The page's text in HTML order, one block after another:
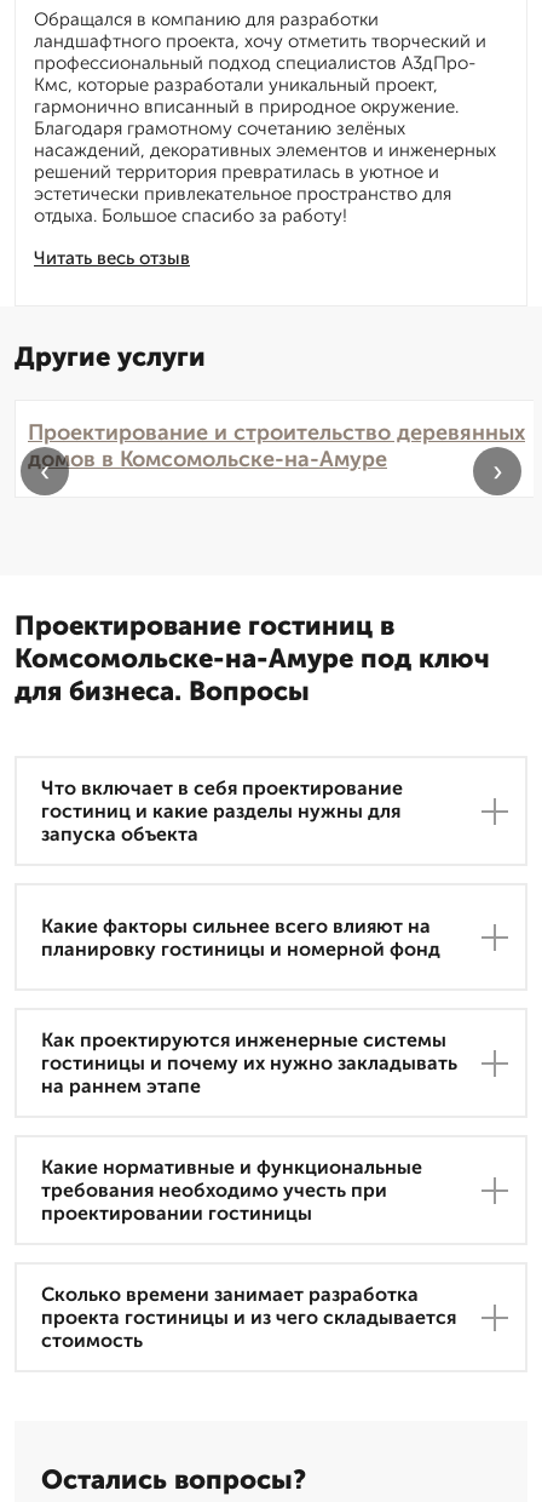
Читать весь отзыв
Обращался в компанию для разработки
ландшафтного проекта, хочу отметить творческий и
профессиональный подход специалистов А3дПро-
Кмс, которые разработали уникальный проект,
гармонично вписанный в природное окружение.
Благодаря грамотному сочетанию зелёных
насаждений, декоративных элементов и инженерных
решений территория превратилась в уютное и
эстетически привлекательное пространство для
отдыха. Большое спасибо за работу!
Другие услуги
Проектирование и строительство деревянных
домов в Комсомольске-на-Амуре
‹ ›
Проектирование гостиниц в
Комсомольске-на-Амуре под ключ
для бизнеса. Вопросы
Что включает в себя проектирование
гостиниц и какие разделы нужны для
запуска объекта
Какие факторы сильнее всего влияют на
планировку гостиницы и номерной фонд
Как проектируются инженерные системы
гостиницы и почему их нужно закладывать
на раннем этапе
Какие нормативные и функциональные
требования необходимо учесть при
проектировании гостиницы
Сколько времени занимает разработка
проекта гостиницы и из чего складывается
стоимость
Остались вопросы?